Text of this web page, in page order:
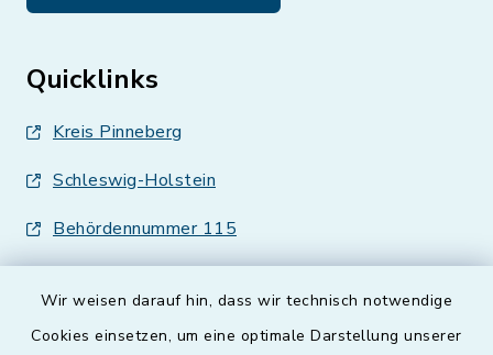
Wir weisen darauf hin, dass wir technisch notwendige
Cookies einsetzen, um eine optimale Darstellung unserer
Quicklinks
Kreis Pinneberg
Schleswig-Holstein
Behördennummer 115